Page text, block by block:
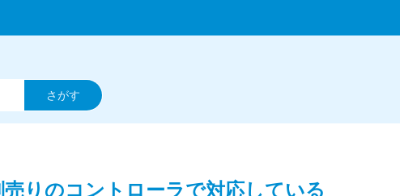
りのコントローラで対応している